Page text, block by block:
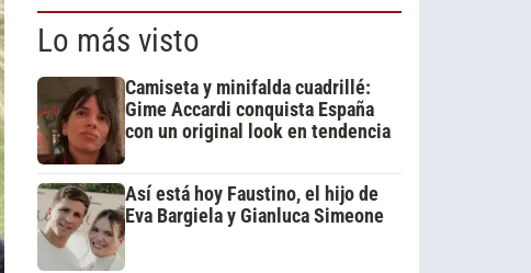
Lo más visto
Camiseta y minifalda cuadrillé:
Gime Accardi conquista España
con un original look en tendencia
Así está hoy Faustino, el hijo de
Eva Bargiela y Gianluca Simeone